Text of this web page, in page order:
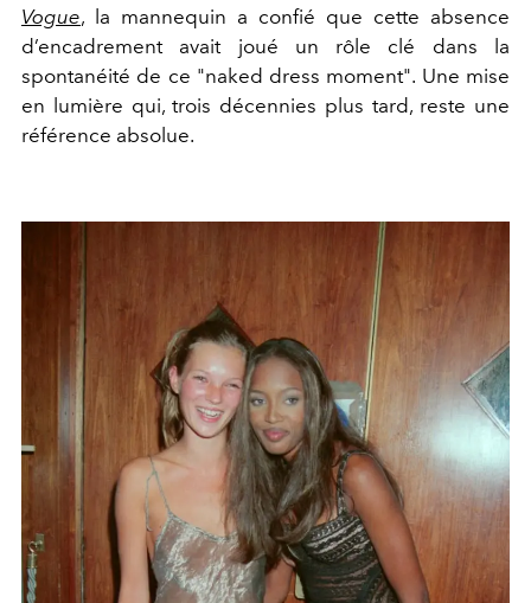
Vogue, la mannequin a confié que cette absence
d’encadrement avait joué un rôle clé dans la
spontanéité de ce "naked dress moment". Une mise
en lumière qui, trois décennies plus tard, reste une
référence absolue.